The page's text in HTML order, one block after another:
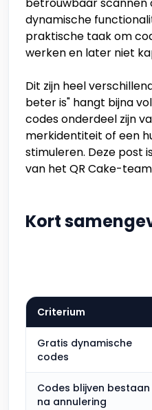
betrouwbaar scannen
dynamische
praktische taak om
werken en later niet
Dit zijn heel
beter is" hangt bijna
codes onderdeel zijn
merkidentiteit of een
stimuleren. Deze post
van het QR Cake-
Kort
Criterium
Gratis dynamische
codes
Codes blijven bestaan
na annulering